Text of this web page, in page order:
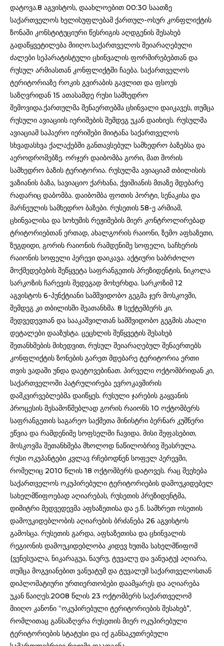
დატოვა.8 აგვისტოს, დაახლოებით 00:30 საათზე
საქართველოს ხელისუფლებამ ქართულ-ოსურ კონფლიქტის
ზონაში კონსტიტუციური წესრიგის აღდგენის შესახებ
გადაწყვეტილება მიიღო.საქართველოს შეიარაღებული
ძალები სეპარატისტული ცხინვალის ფორმირებებთან და
რუსულ არმიასთან კონფლიქტში ჩაება. საქართველოს
ტერიტორიაზე როკის გვირაბის გავლით და ფსოუს
საზღვრიდან 15 ათასამდე რუსი სამხედრო
შემოვიდა.ქართულმა შენაერთებმა ცხინვალი დაიკავეს, თუმცა
რუსული ავიაციის იერიშების შემდეგ უკან დაიხიეს. რუსულმა
ავიაციამ საჰაერო იერიშები მიიტანა საქართველოს
სხვადასხვა ქალაქებში განთავსებულ სამხედრო ბაზებსა და
აეროდრომებზე. ორჯერ დაიბომბა გორი, მათ შორის
სამხედრო ბაზის ტერიტორია. რუსულმა ავიაციამ თბილისის
ვაზიანის ბაზა, სავიაციო ქარხანა, ქვიშიანის მთაზე მდებარე
რადარიც დაბომბა. დაიბომბა ფოთის პორტი, სენაკისა და
მარნეულის სამხედრო ბაზები. რუსეთის 58-ე არმიამ,
ცხინვალისა და სოხუმის რეჟიმების მიერ კონტროლირებად
ტრიტორიებთან ერთად, ახალგორის რაიონი, ზემო აფხაზეთი,
ზუგდიდი, გორის რაიონის რამდენიმე სოფელი, საჩხერის
რაიონის სოფელი პერევი დაიკავა. აქტიური საბრძოლო
მოქმედებების შეწყვეტა საფრანგეთის პრეზიდენტის, ნიკოლა
სარკოზის ჩარევის შედეგად მოხერხდა. სარკოზიმ 12
აგვისტოს 6-პუნქტიანი სამშვიდობო გეგმა ჯერ მოსკოვში,
შემდეგ კი თბილისში შეათანხმა. 8 სექტემბერს კი,
მედვედევთან და სააკაშვილთან სამშვიდობო გეგმის ახალი
დეტალები დააზუსტა. ცეცხლის შეწყვეტის შესახებ
შეთანხმების მიხედვით, რუსულ შეიარაღებულ შენაერთებს
კონფლიქტის ზონების გარეთ მდებარე ტერიტორია ერთი
თვის ვადაში უნდა დაეტოვებინათ. პირველი ოქტომბრიდან კი,
საქართველოში პატრულირება ევროკავშირის
დამკვირვებლებმა დაიწყეს. რუსული ჯარების გაყვანის
პროცესის შესამოწმებლად გორის რაიონს 10 ოქტომბერს
საფრანგეთის საგარეო საქმეთა მინისტრი ბერნარ კუშნერი
ეწვია და რამდენიმე სოფსელში ჩავიდა. მისი შეფასებით,
მოსკოვმა შეთანხმება მხოლოდ ნაწილობრივ შეასრულა.
რუსი ოკუპანტები კვლავ რჩებოდნენ სოფელ პერევში,
რომელიც 2010 წლის 18 ოქტომბერს დატოვეს. რაც შეეხება
საქართველოს ოკუპირებული ტერიტორიების დამოუკიდებელ
სახელმწიფოებად აღიარებას, რუსეთის პრეზიდენტმა,
დიმიტრი მედვედევმა აფხაზეთისა და ე.წ. სამხრეთ ოსეთის
დამოუკიდებლობის აღიარების ბრძანება 26 აგვისტოს
გამოსცა. რუსეთის გარდა, აფხაზეთისა და ცხინვალის
რეგიონის დამოუკიდებლობა კიდევ ხუთმა სახელმწიფომ
(ვენესუალა, ნიკარაგუა, ნაურუ, ტუვალუ და ვანუატუ) აღიარა,
თუმცა მოგვიანებით ვანუატუმ და ტუვალუმ საქართველოსთან
დიპლომატიური ურთიერთობები დაამყარეს და აღიარება
უკან წაიღეს.2008 წლის 23 ოქტომბერს საქართველომ
მიიღო კანონი “ოკუპირებული ტერიტორიების შესახებ”,
რომლითაც განსაზღვრა რუსეთის მიერ ოკუპირებული
ტერიტორიების სტატუსი და იქ განსაკუთრებული